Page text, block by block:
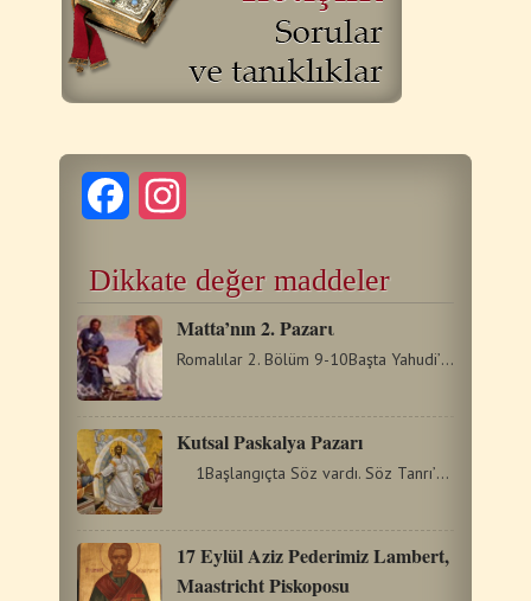
Facebook
Dikkate değer maddeler
Matta’nın 2. Pazarι
Romalılar 2. Bölüm 9-10Başta Yahudi’ye, sonra Yahudi olmayana…
Kutsal Paskalya Pazarı
1Başlangıçta Söz vardı. Söz Tanrı’yla birlikteydi…
17 Eylül Aziz Pederimiz Lambert,
Maastricht Piskoposu